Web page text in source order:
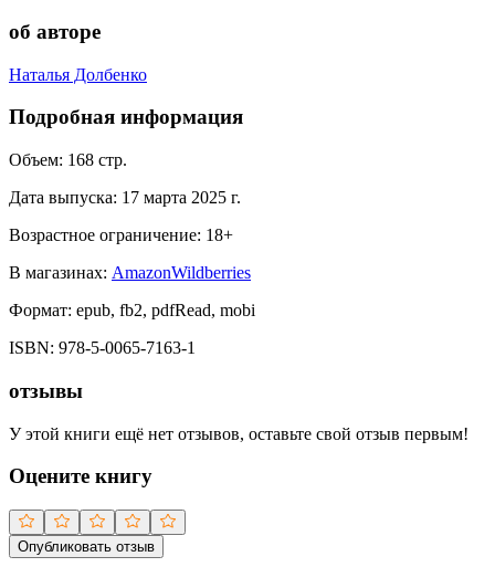
об авторе
Наталья Долбенко
Подробная информация
Объем: 168 стр.
Дата выпуска: 17 марта 2025 г.
Возрастное ограничение: 18+
В магазинах: AmazonWildberries
Формат: epub, fb2, pdfRead, mobi
ISBN: 978-5-0065-7163-1
отзывы
У этой книги ещё нет отзывов, оставьте свой отзыв первым!
Оцените книгу
Опубликовать отзыв